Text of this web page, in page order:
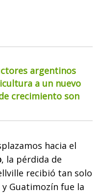
argentinos
a un nuevo
crecimiento son
hacia el
, la pérdida de
recibió tan solo
Guatimozín fue la